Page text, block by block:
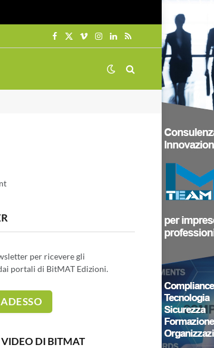
Facebook
X
VimeoInstagram
LinkedIn
RSS
per ricevere gli
portali di BitMAT Edizioni.
DI BITMAT